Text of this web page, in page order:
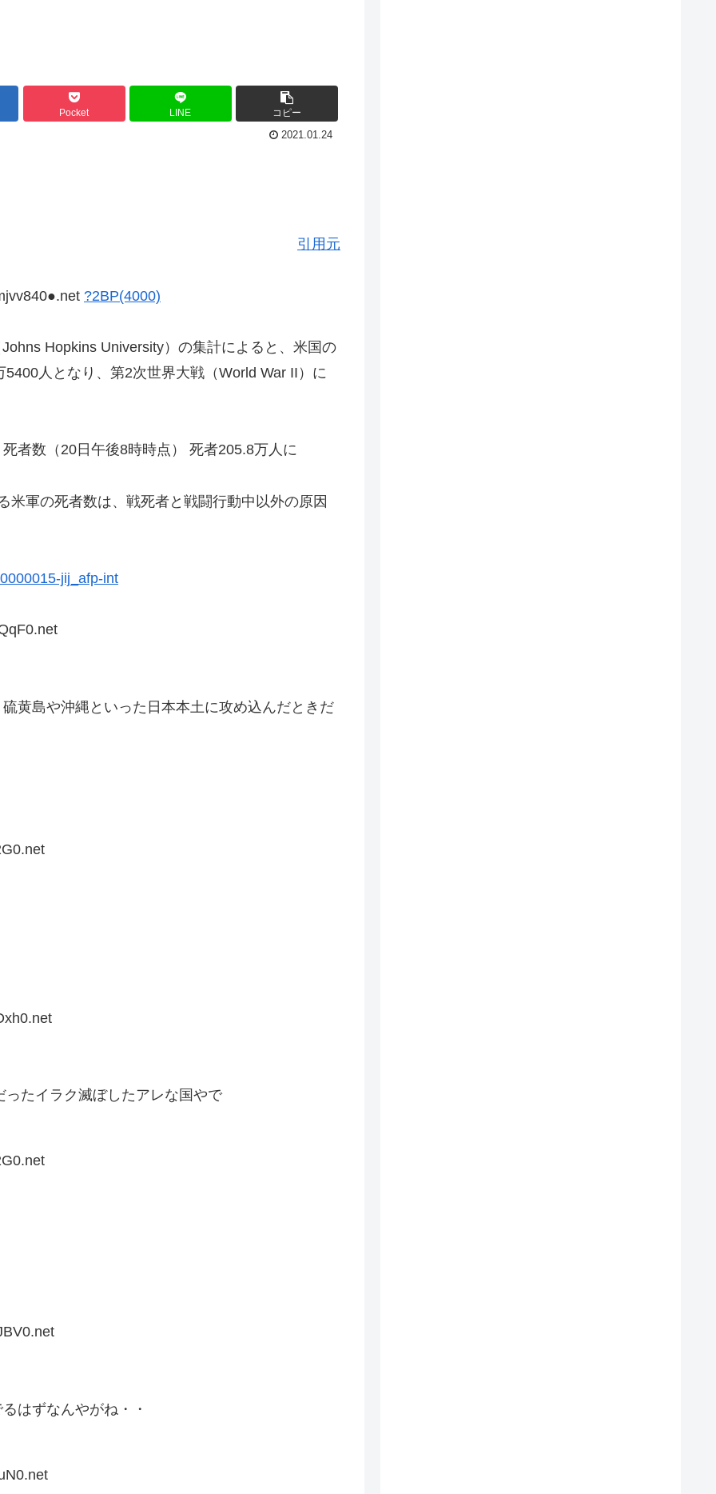
Pocket LINE コピー
2021.01.24
引用元
?2BP(4000)
Hopkins University）の集計によると、米国の
人となり、第2次世界大戦（World War II）に
者数（20日午後8時時点） 死者205.8万人に
軍の死者数は、戦死者と戦闘行動中以外の原因
jij_afp-int
黄島や沖縄といった日本本土に攻め込んだときだ
たイラク滅ぼしたアレな国やで
はずなんやがね・・